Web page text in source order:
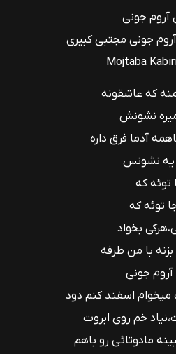
آروم جونی
جونی مجتبی کبیری
Mojtaba
که عاشقونه
نشونش
آدما فرق داره
یه نشونس
توئه که
توئه که
بخواد
با من طرفه
جونی
اسفند کنم دود
خم روی ابروت
مادوتائی رو باهم